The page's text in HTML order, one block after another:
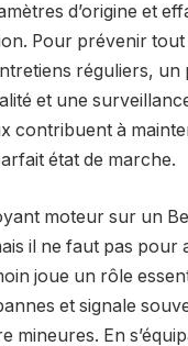
d’origine et
Pour prévenir
réguliers, un
et une
contribuent à
état de marche.
moteur sur un
il ne faut pas pour
joue un rôle
et signale
mineures. En